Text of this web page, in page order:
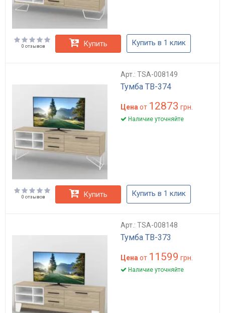
0 отзывов Купить Купить в 1 клик
Арт.: TSA-008149
Тумба ТВ-374
Цена от 12873 грн.
Наличие уточняйте
0 отзывов Купить Купить в 1 клик
Арт.: TSA-008148
Тумба ТВ-373
Цена от 11599 грн.
Наличие уточняйте